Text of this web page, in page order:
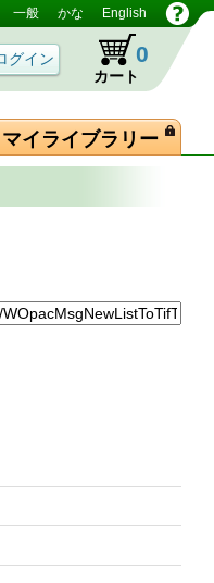
一般 かな English
カート
0
マイライブラリー